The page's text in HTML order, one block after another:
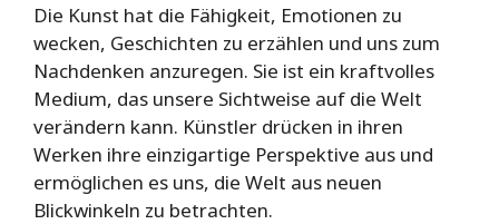
Die Kunst hat die Fähigkeit, Emotionen zu
wecken, Geschichten zu erzählen und uns zum
Nachdenken anzuregen. Sie ist ein kraftvolles
Medium, das unsere Sichtweise auf die Welt
verändern kann. Künstler drücken in ihren
Werken ihre einzigartige Perspektive aus und
ermöglichen es uns, die Welt aus neuen
Blickwinkeln zu betrachten.